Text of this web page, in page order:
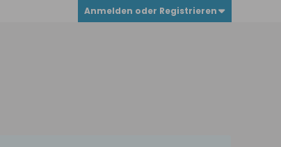
Anmelden oder Registrieren